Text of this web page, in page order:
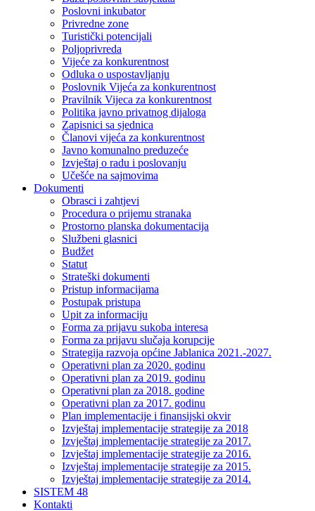
Poslovni inkubator
Privredne zone
Turistički potencijali
Poljoprivreda
Vijeće za konkurentnost
Odluka o uspostavljanju
Poslovnik Vijeća za konkurentnost
Pravilnik Vijeca za konkurentnost
Politika javno privatnog dijaloga
Zapisnici sa sjednica
Članovi vijeća za konkurentnost
Javno komunalno preduzeće
Izvještaj o radu i poslovanju
Učešće na sajmovima
Dokumenti
Obrasci i zahtjevi
Procedura o prijemu stranaka
Prostorno planska dokumentacija
Službeni glasnici
Budžet
Statut
Strateški dokumenti
Pristup informacijama
Postupak pristupa
Upit za informaciju
Forma za prijavu sukoba interesa
Forma za prijavu slučaja korupcije
Strategija razvoja općine Jablanica 2021.-2027.
Operativni plan za 2020. godinu
Operativni plan za 2019. godinu
Operativni plan za 2018. godine
Operativni plan za 2017. godinu
Plan implementacije i finansijski okvir
Izvještaj implementacije strategije za 2018
Izvještaj implementacije strategije za 2017.
Izvještaj implementacije strategije za 2016.
Izvještaj implementacije strategije za 2015.
Izvještaj implementacije strategije za 2014.
SISTEM 48
Kontakti